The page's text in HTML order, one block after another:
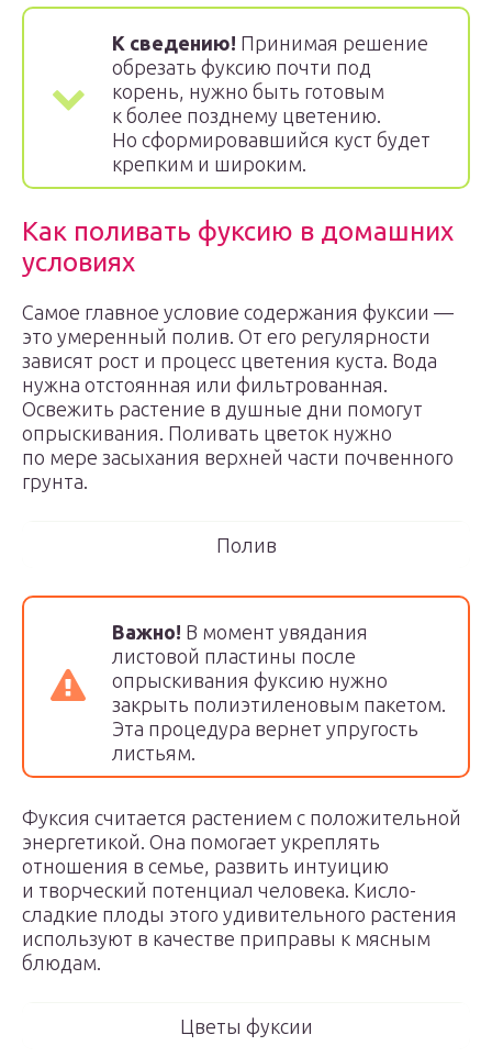
К сведению! Принимая решение
обрезать фуксию почти под
корень, нужно быть готовым
к более позднему цветению.
Но сформировавшийся куст будет
крепким и широким.
Как поливать фуксию в домашних
условиях
Самое главное условие содержания фуксии —
это умеренный полив. От его регулярности
зависят рост и процесс цветения куста. Вода
нужна отстоянная или фильтрованная.
Освежить растение в душные дни помогут
опрыскивания. Поливать цветок нужно
по мере засыхания верхней части почвенного
грунта.
Полив
Важно! В момент увядания
листовой пластины после
опрыскивания фуксию нужно
закрыть полиэтиленовым пакетом.
Эта процедура вернет упругость
листьям.
Фуксия считается растением с положительной
энергетикой. Она помогает укреплять
отношения в семье, развить интуицию
и творческий потенциал человека. Кисло-
сладкие плоды этого удивительного растения
используют в качестве приправы к мясным
блюдам.
Цветы фуксии